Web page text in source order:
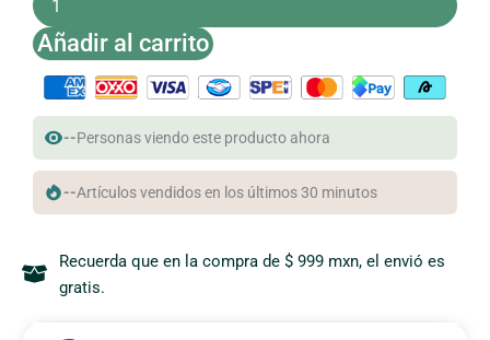
Añadir al carrito
--Personas viendo este producto ahora
--Artículos vendidos en los últimos 30 minutos
Recuerda que en la compra de $ 999 mxn, el envió es
gratis.